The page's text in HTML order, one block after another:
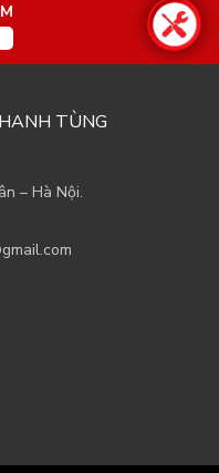
TÙNG
– Hà Nội.